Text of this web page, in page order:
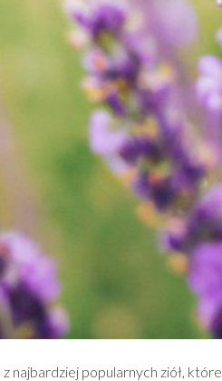
najbardziej popularnych ziół,